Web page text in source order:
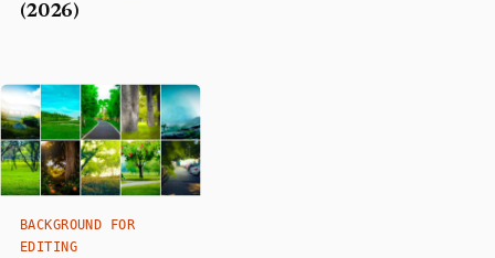
(2026)
BACKGROUND FOR
EDITING